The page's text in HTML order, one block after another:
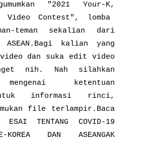
"2021 Your-K,
Video Contest", lomba
teman sekalian dari
ASEAN.Bagi kalian yang
dan suka edit video
nih. Nah silahkan
ketentuan
informasi rinci,
file terlampir.Baca
ESAI TENTANG COVID-19
KOREA DAN ASEANGAK